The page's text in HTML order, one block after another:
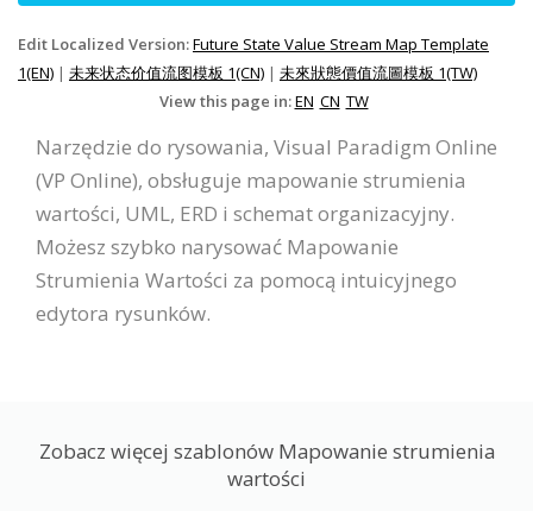
Edit Localized Version:Future State Value Stream Map Template
1(EN) | 未来状态价值流图模板 1(CN) | 未來狀態價值流圖模板 1(TW)
View this page in:EN CN TW
Narzędzie do rysowania, Visual Paradigm Online
(VP Online), obsługuje mapowanie strumienia
wartości, UML, ERD i schemat organizacyjny.
Możesz szybko narysować Mapowanie
Strumienia Wartości za pomocą intuicyjnego
edytora rysunków.
Zobacz więcej szablonów Mapowanie strumienia
wartości